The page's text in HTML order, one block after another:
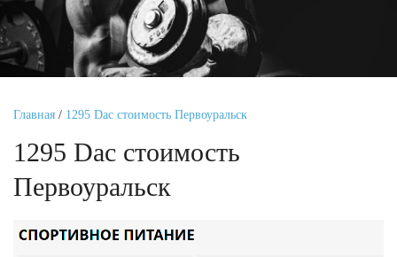
Главная / 1295 Dac стоимость Первоуральск
1295 Dac стоимость
Первоуральск